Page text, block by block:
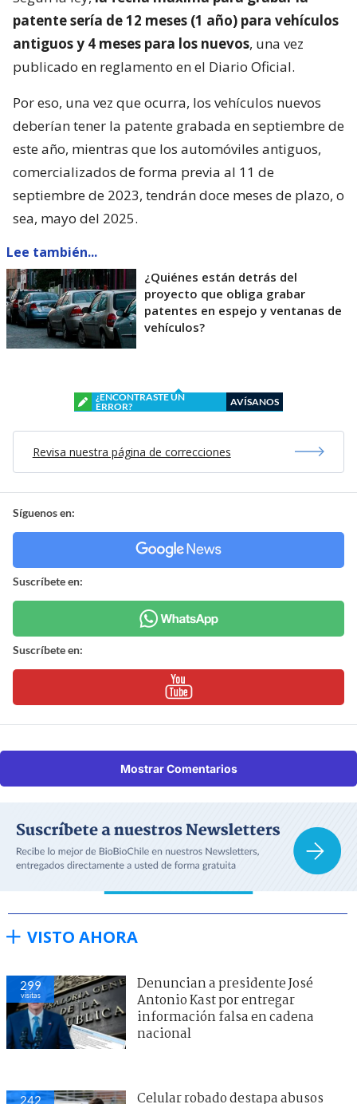
patente sería de 12 meses (1 año) para vehículos
antiguos y 4 meses para los nuevos, una vez
publicado en reglamento en el Diario Oficial.
Por eso, una vez que ocurra, los vehículos nuevos
deberían tener la patente grabada en septiembre de
este año, mientras que los automóviles antiguos,
comercializados de forma previa al 11 de
septiembre de 2023, tendrán doce meses de plazo, o
sea, mayo del 2025.
Lee también...
¿Quiénes están detrás del
proyecto que obliga grabar
patentes en espejo y ventanas de
vehículos?
¿ENCONTRASTE UN
ERROR?
AVÍSANOS
Revisa nuestra página de correcciones
Síguenos en:
Suscríbete en:
Suscríbete en:
Mostrar Comentarios
VISTO AHORA
299
visitas
Denuncian a presidente José
Antonio Kast por entregar
información falsa en cadena
nacional
242
Celular robado destapa abusos